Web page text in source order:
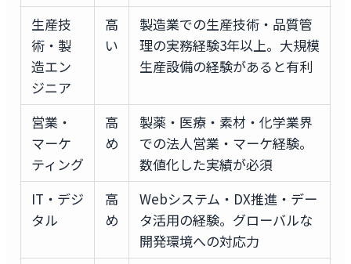
生産技
術・製
造エン
ジニア
高
い
製造業での生産技術・品質管
理の実務経験3年以上。大規模
生産設備の経験があると有利
営業・
マーケ
ティング
高
め
製薬・医療・素材・化学業界
での法人営業・マーケ経験。
数値化した実績が必須
IT・デジ
タル
高
め
Webシステム・DX推進・デー
タ活用の経験。グローバルな
開発環境への対応力